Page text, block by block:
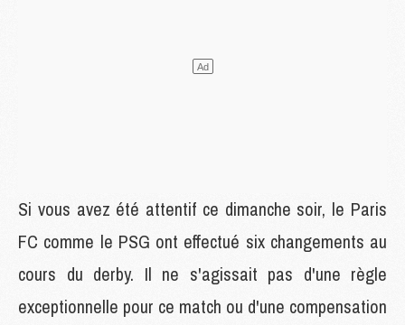
Si vous avez été attentif ce dimanche soir, le Paris
FC comme le PSG ont effectué six changements au
cours du derby. Il ne s'agissait pas d'une règle
exceptionnelle pour ce match ou d'une compensation